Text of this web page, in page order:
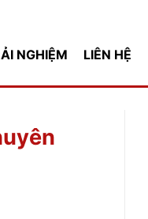
NGHIỆM LIÊN HỆ